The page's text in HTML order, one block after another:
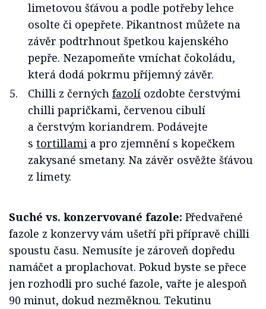
limetovou šťávou a podle potřeby lehce
osolte či opepřete. Pikantnost můžete na
závěr podtrhnout špetkou kajenského
pepře. Nezapomeňte vmíchat čokoládu,
která dodá pokrmu příjemný závěr.
Chilli z černých fazolí ozdobte čerstvými
chilli papričkami, červenou cibulí
a čerstvým koriandrem. Podávejte
s tortillami a pro zjemnění s kopečkem
zakysané smetany. Na závěr osvěžte šťávou
z limety.
Suché vs. konzervované fazole: Předvařené
fazole z konzervy vám ušetří při přípravě chilli
spoustu času. Nemusíte je zároveň dopředu
namáčet a proplachovat. Pokud byste se přece
jen rozhodli pro suché fazole, vařte je alespoň
90 minut, dokud nezměknou. Tekutinu